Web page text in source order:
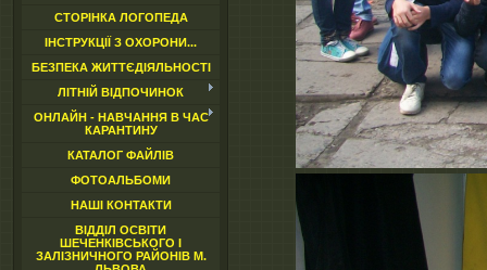
СТОРІНКА ЛОГОПЕДА
ІНСТРУКЦІЇ З ОХОРОНИ...
БЕЗПЕКА ЖИТТЄДІЯЛЬНОСТІ
ЛІТНІЙ ВІДПОЧИНОК
ОНЛАЙН - НАВЧАННЯ В ЧАС
КАРАНТИНУ
КАТАЛОГ ФАЙЛІВ
ФОТОАЛЬБОМИ
НАШІ КОНТАКТИ
ВІДДІЛ ОСВІТИ
ШЕЧЕНКІВСЬКОГО І
ЗАЛІЗНИЧНОГО РАЙОНІВ М.